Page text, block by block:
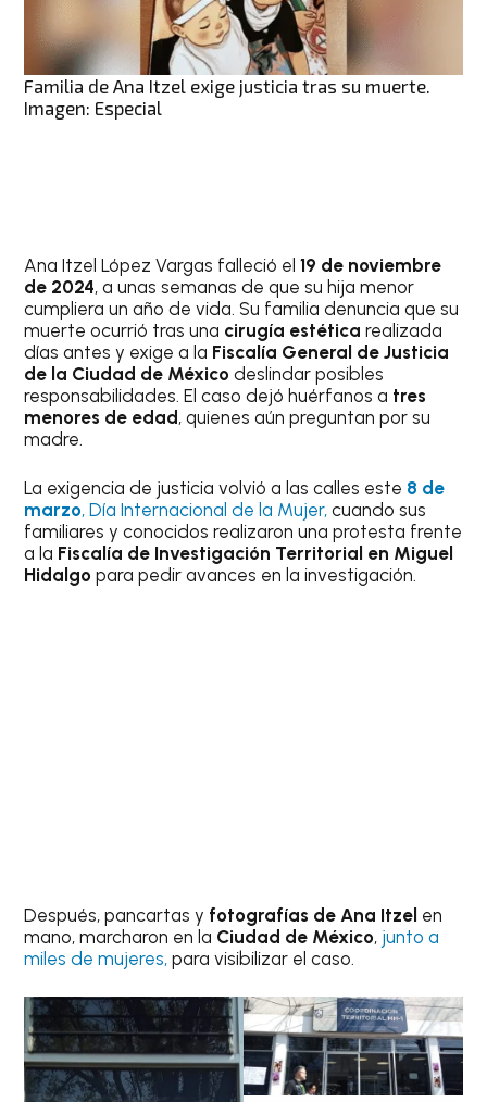
Familia de Ana Itzel exige justicia tras su muerte.
Imagen: Especial
Ana Itzel López Vargas falleció el19 de noviembre
de 2024, a unas semanas de que su hija menor
cumpliera un año de vida. Su familia denuncia que su
muerte ocurrió tras una cirugía estética realizada
días antes y exige a la Fiscalía General de Justicia
de la Ciudad de México deslindar posibles
responsabilidades. El caso dejó huérfanos a tres
menores de edad, quienes aún preguntan por su
madre.
La exigencia de justicia volvió a las calles este 8 de
marzo, Día Internacional de la Mujer, cuando sus
familiares y conocidos realizaron una protesta frente
a la Fiscalía de Investigación Territorial en Miguel
Hidalgo para pedir avances en la investigación.
Después, pancartas y fotografías de Ana Itzel en
mano, marcharon en la Ciudad de México, junto a
miles de mujeres,para visibilizar el caso.